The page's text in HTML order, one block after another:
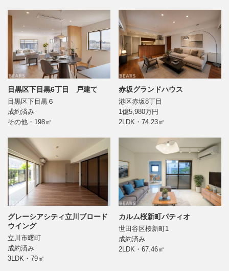
目黒区下目黒6丁目 戸建て
目黒区下目黒６
成約済み
その他・198㎡
赤坂グランドハウス
港区赤坂8丁目
1億5,980万円
2LDK・74.23㎡
グレーシアシティ立川ブロード
ウイング
立川市曙町
成約済み
3LDK・79㎡
カルム桜新町パティオ
世田谷区桜新町1
成約済み
2LDK・67.46㎡